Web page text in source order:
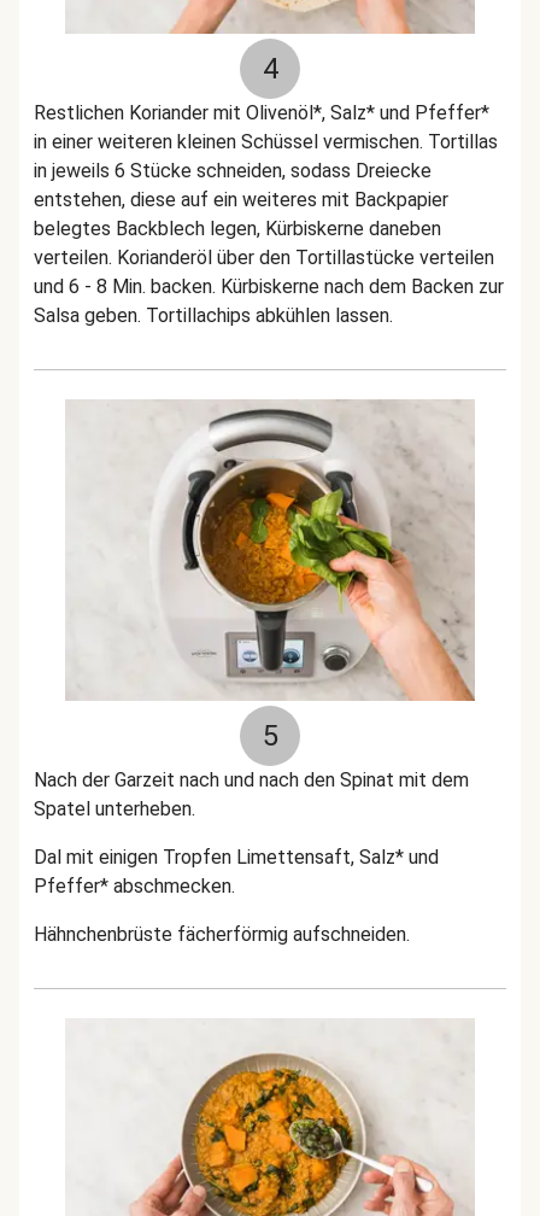
4
Restlichen Koriander mit Olivenöl*, Salz* und Pfeffer*
in einer weiteren kleinen Schüssel vermischen. Tortillas
in jeweils 6 Stücke schneiden, sodass Dreiecke
entstehen, diese auf ein weiteres mit Backpapier
belegtes Backblech legen, Kürbiskerne daneben
verteilen. Korianderöl über den Tortillastücke verteilen
und 6 - 8 Min. backen. Kürbiskerne nach dem Backen zur
Salsa geben. Tortillachips abkühlen lassen.
5
Nach der Garzeit nach und nach den Spinat mit dem
Spatel unterheben.
Dal mit einigen Tropfen Limettensaft, Salz* und
Pfeffer* abschmecken.
Hähnchenbrüste fächerförmig aufschneiden.